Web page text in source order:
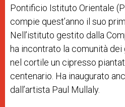
Pontificio Istituto Orientale
compie quest’anno il suo
Nell’istituto gestito dalla
ha incontrato la comunità dei
nel cortile un cipresso
centenario. Ha inaugurato
dall’artista Paul Mullaly.